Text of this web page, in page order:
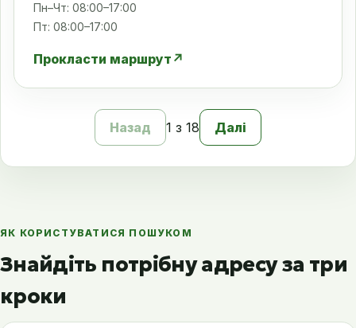
Пн–Чт: 08:00–17:00
Пт: 08:00–17:00
Прокласти маршрут ↗
Назад 1 з 18 Далі
ЯК КОРИСТУВАТИСЯ ПОШУКОМ
Знайдіть потрібну адресу за три
кроки